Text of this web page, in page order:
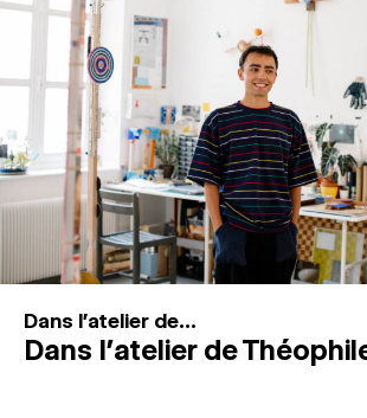
MAGAZINE
ESPACES DE PRATIQUE
Recherche
Connexion
Dans l'atelier de...
Dans l’atelier de